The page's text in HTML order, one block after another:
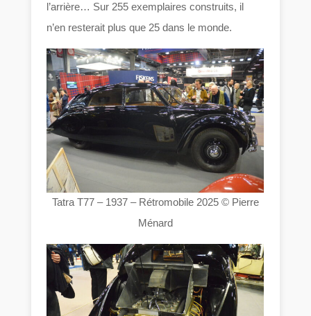
l’arrière… Sur 255 exemplaires construits, il
n’en resterait plus que 25 dans le monde.
Tatra T77 – 1937 – Rétromobile 2025 © Pierre
Ménard